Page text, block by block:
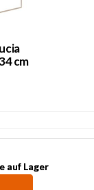
cm
auf Lager
auf Lager